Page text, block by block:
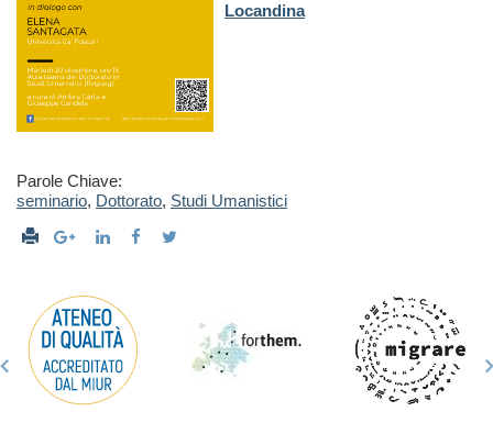
Locandina
Parole Chiave:
seminario, Dottorato, Studi Umanistici